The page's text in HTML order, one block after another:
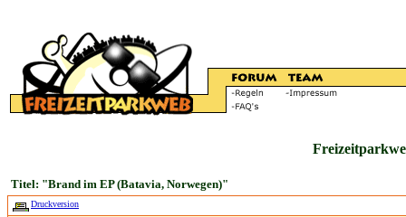
Titel: "Brand im EP (Batavia, Norwegen)"
Druckversion